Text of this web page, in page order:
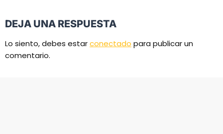
DEJA UNA RESPUESTA
Lo siento, debes estarconectado para publicar un
comentario.